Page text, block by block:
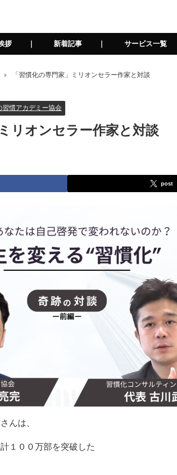
挨拶 ｜ 新着記事 ｜ サービス一覧
「習慣化の専門家」ミリオンセラー作家と対談
習慣アカデミー協会
リオンセラー作家と対談
post
んは、
１００万部を突破した